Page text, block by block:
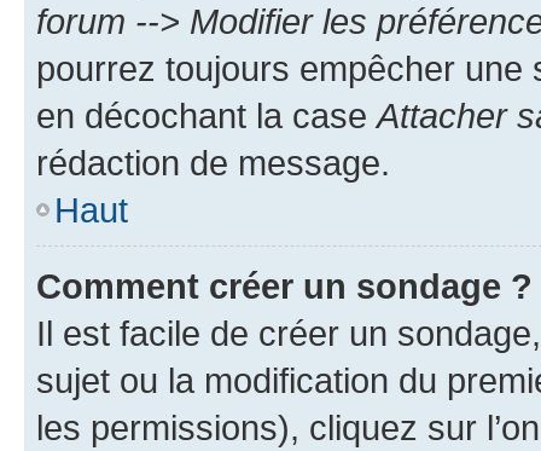
forum --> Modifier les
pourrez toujours empêcher une
en décochant la caseAttacher
rédaction de message.
Haut
Comment créer un sondage ?
Il est facile de créer un
sujet ou la modification du
les permissions), cliquez sur